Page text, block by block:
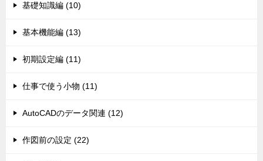
基礎知識編 (10)
基本機能編 (13)
初期設定編 (11)
仕事で使う小物 (11)
AutoCADのデータ関連 (12)
作図前の設定 (22)